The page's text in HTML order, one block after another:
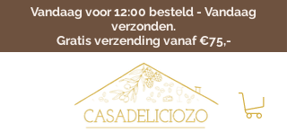
Vandaag voor 12:00 besteld - Vandaag
verzonden.
Gratis verzending vanaf €75,-